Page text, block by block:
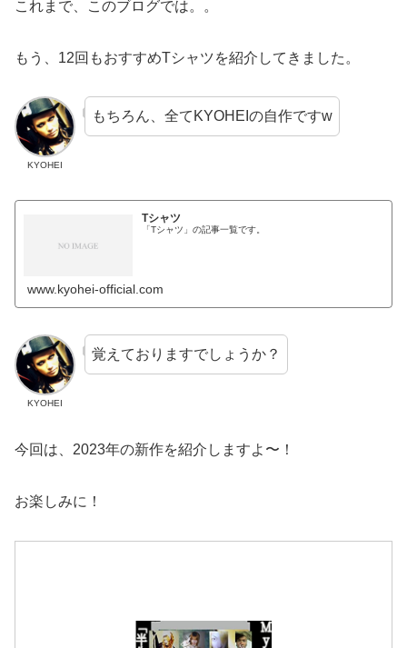
これまで、このブログでは。。
もう、12回もおすすめTシャツを紹介してきました。
KYOHEI
もちろん、全てKYOHEIの自作ですw
Tシャツ
「Tシャツ」の記事一覧です。
www.kyohei-official.com
KYOHEI
覚えておりますでしょうか？
今回は、2023年の新作を紹介しますよ〜！
お楽しみに！